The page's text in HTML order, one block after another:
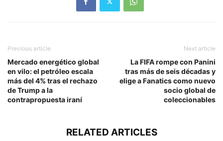
Previous article
Mercado energético global
en vilo: el petróleo escala
más del 4% tras el rechazo
de Trump a la
contrapropuesta iraní
Next article
La FIFA rompe con Panini
tras más de seis décadas y
elige a Fanatics como nuevo
socio global de
coleccionables
RELATED ARTICLES